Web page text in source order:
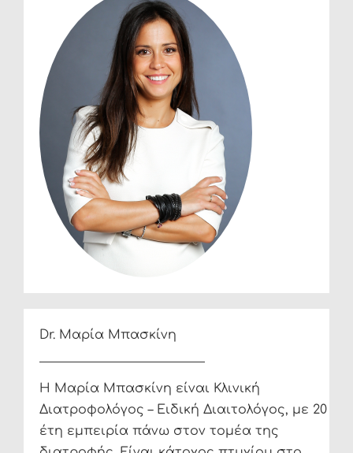
Dr. Μαρία Μπασκίνη
Η Μαρία Μπασκίνη είναι Κλινική
Διατροφολόγος – Ειδική Διαιτολόγος, με 20
έτη εμπειρία πάνω στον τομέα της